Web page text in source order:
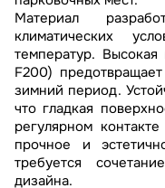
Материал
климатических
температур.
F200)
зимний период.
что гладкая
регулярном
прочное и
требуется
дизайна.